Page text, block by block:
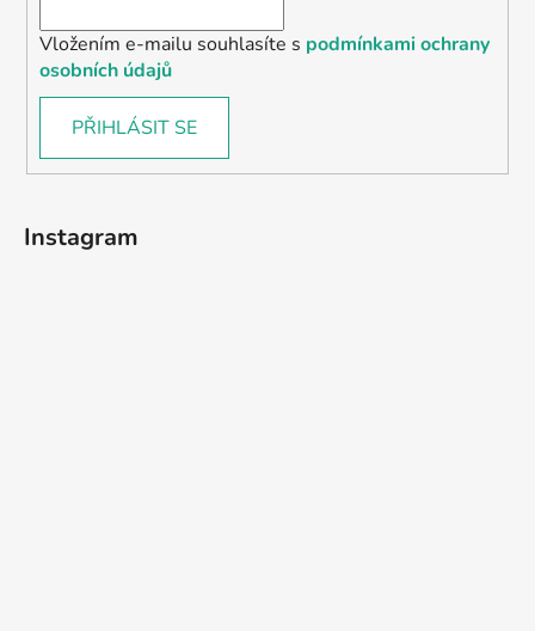
Vložením e-mailu souhlasíte s podmínkami ochrany
osobních údajů
PŘIHLÁSIT SE
Instagram